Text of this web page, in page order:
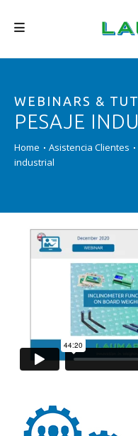
PRODUCTOS
SERVICIOS
ASISTENCIA Y
NEWS
ESPAÑOL
WEBINARS &
PESAJE
Home Asistencia Clientes
industrial